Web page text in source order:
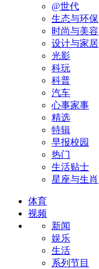
@世代
生态与环保
时尚与美容
设计与家居
光影
科玩
科普
汽车
心事家事
精选
特辑
早报校园
热门
生活贴士
星座与生肖
体育
视频
新闻
娱乐
生活
系列节目